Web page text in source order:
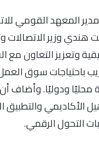
المعهد القومي
هندي وزير الاتصالات
وتعزيز التعاون
باحتياجات سوق
محليًا ودوليًا. وأضاف
الأكاديمي
التحول الرقمي.